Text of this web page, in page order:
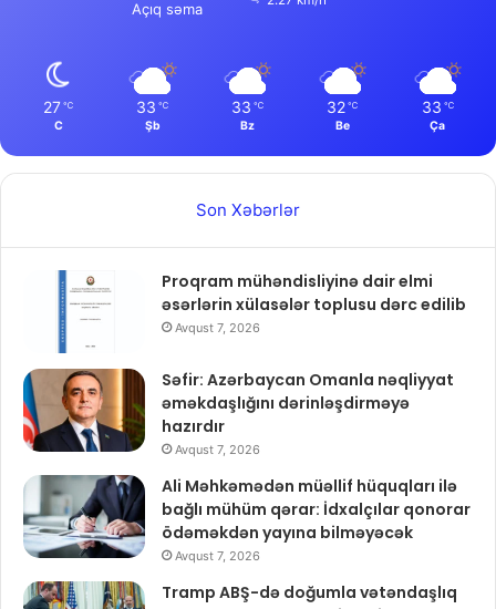
Açıq səma
27 ℃
C
33 ℃
Şb
33 ℃
Bz
32 ℃
Be
33 ℃
Ça
Son Xəbərlər
Proqram mühəndisliyinə dair elmi
əsərlərin xülasələr toplusu dərc edilib
Avqust 7, 2026
Səfir: Azərbaycan Omanla nəqliyyat
əməkdaşlığını dərinləşdirməyə
hazırdır
Avqust 7, 2026
Ali Məhkəmədən müəllif hüquqları ilə
bağlı mühüm qərar: İdxalçılar qonorar
ödəməkdən yayına bilməyəcək
Avqust 7, 2026
Tramp ABŞ-də doğumla vətəndaşlıq